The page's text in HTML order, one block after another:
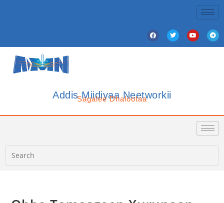
Addis Miidiyaa Neetworkii
Sagalee Dhalootaa